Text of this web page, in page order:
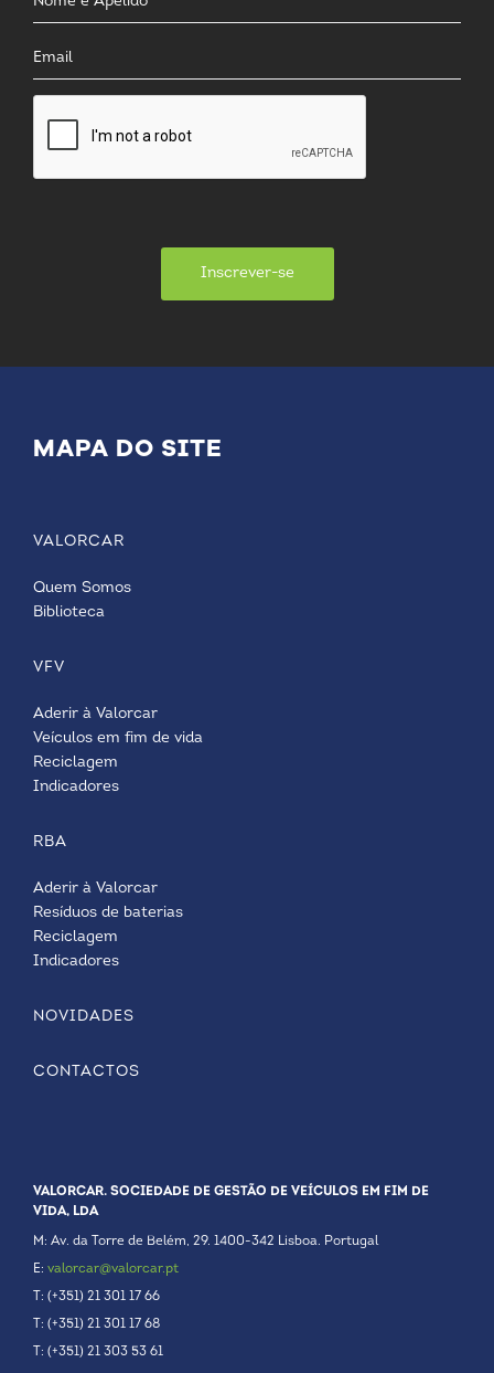
Inscrever-se
MAPA DO SITE
VALORCAR
Quem Somos
Biblioteca
VFV
Aderir à Valorcar
Veículos em fim de vida
Reciclagem
Indicadores
RBA
Aderir à Valorcar
Resíduos de baterias
Reciclagem
Indicadores
NOVIDADES
CONTACTOS
VALORCAR. SOCIEDADE DE GESTÃO DE VEÍCULOS EM FIM DE
VIDA, LDA
M: Av. da Torre de Belém, 29. 1400-342 Lisboa. Portugal
E: valorcar@valorcar.pt
T: (+351) 21 301 17 66
T: (+351) 21 301 17 68
T: (+351) 21 303 53 61